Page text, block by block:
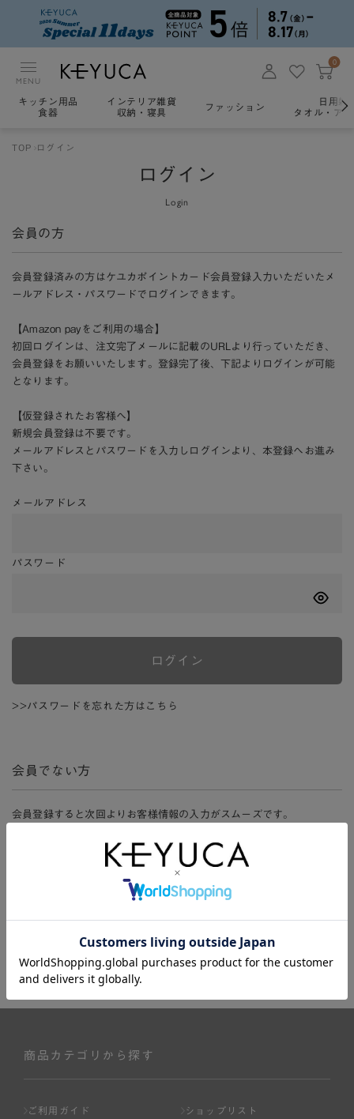
MENU
0
キッチン用品
食器
インテリア雑貨
収納・寝具
ファッション
日用雑
タオル・ア
TOP ログイン
ログイン
Login
会員の方
会員登録済みの方はケユカポイントカード会員登録入力いただいたメ
ールアドレス・パスワードでログインできます。
【Amazon payをご利用の場合】
初回ログインは、注文完了メールに記載のURLより行っていただき、
会員登録をお願いいたします。登録完了後、下記よりログインが可能
となります。
【仮登録されたお客様へ】
新規会員登録は不要です。
メールアドレスとパスワードを入力しログインより、本登録へお進み
下さい。
メールアドレス
パスワード
ログイン
>>パスワードを忘れた方はこちら
会員でない方
会員登録すると次回よりお客様情報の入力がスムーズです。
ージ、購入履歴をご利用いただけます。
商品カテゴリから探す
ご利用ガイド ショップリスト